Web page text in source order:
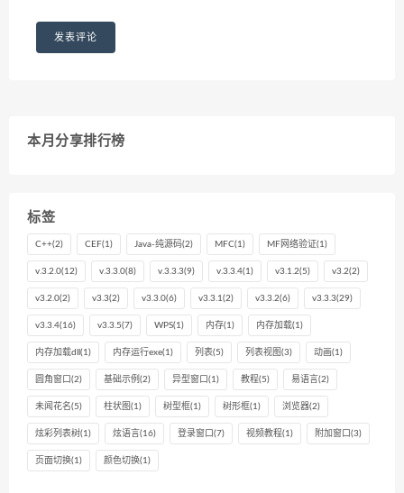
本月分享排行榜
标签
C++(2) CEF(1) Java-纯源码(2) MFC(1) MF网络验证(1)
v.3.2.0(12) v.3.3.0(8) v.3.3.3(9) v.3.3.4(1) v3.1.2(5) v3.2(2)
v3.2.0(2) v3.3(2) v3.3.0(6) v3.3.1 (2) v3.3.2(6) v3.3.3(29)
v3.3.4(16) v3.3.5(7) WPS(1) 内存(1) 内存加载(1)
内存加载dll (1) 内存运行exe(1) 列表(5) 列表视图 (3) 动画(1)
圆角窗口 (2) 基础示例 (2) 异型窗口 (1) 教程(5) 易语言 (2)
未闻花名(5) 柱状图 (1) 树型框(1) 树形框(1) 浏览器(2)
炫彩列表树(1) 炫语言 (16) 登录窗口 (7) 视频教程(1) 附加窗口 (3)
页面切换(1) 颜色切换(1)